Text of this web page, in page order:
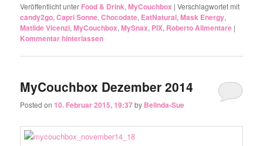
Veröffentlicht unter Food & Drink,MyCouchbox |Verschlagwortet mit
candy2go,Capri Sonne,Chocodate, EatNatural,Mask Energy,
Matilde Vicenzi,MyCouchbox,MySnax, PIX, Roberto Alimentare |
Kommentar hinterlassen
MyCouchbox Dezember 2014
Posted on10. Februar 2015, 19:37by Belinda-Sue